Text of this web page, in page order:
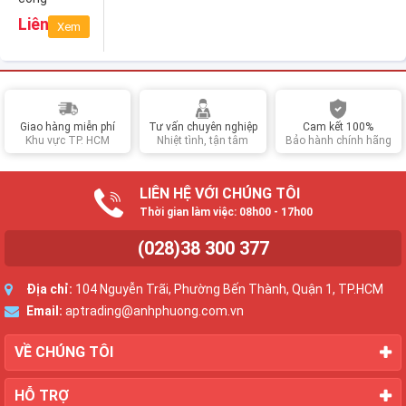
Gaming
Samsung
LC32JG50
Liên hệ
Xem
Giao hàng miễn phí
Khu vực TP. HCM
Tư vấn chuyên nghiệp
Nhiệt tình, tận tâm
Cam kết 100%
Bảo hành chính hãng
LIÊN HỆ VỚI CHÚNG TÔI
Thời gian làm việc: 08h00 - 17h00
(028)38 300 377
Địa chỉ: 104 Nguyễn Trãi, Phường Bến Thành, Quận 1, TP.HCM
Email: aptrading@anhphuong.com.vn
VỀ CHÚNG TÔI
HỖ TRỢ